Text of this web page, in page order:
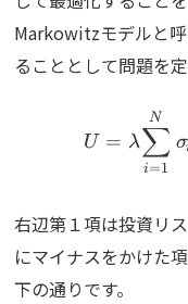
Markowitzモデルと
ることとして問題を
U = λ
i=1
∑
N
σ
右辺第１項は投資リ
にマイナスをかけた
下の通りです。